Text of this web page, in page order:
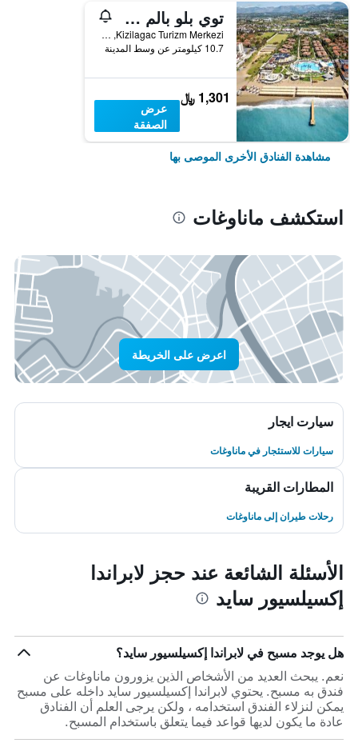
توي بلو بالم غاردين
Kizilagac Turizm Merkezi, ماناوغات, تركيا
10.7 كيلومتر عن وسط المدينة
1,301 ﷼
عرض
الصفقة
مشاهدة الفنادق الأخرى الموصى بها
استكشف ماناوغات
اعرض على الخريطة
سيارت ايجار
سيارات للاستئجار في ماناوغات
المطارات القريبة
رحلات طيران إلى ماناوغات
الأسئلة الشائعة عند حجز لابراندا
إكسيلسيور سايد
هل يوجد مسبح في لابراندا إكسيلسيور سايد؟
نعم. يبحث العديد من الأشخاص الذين يزورون ماناوغات عن
فندق به مسبح. يحتوي لابراندا إكسيلسيور سايد داخله على مسبح
يمكن لنزلاء الفندق استخدامه ، ولكن يرجى العلم أن الفنادق
عادة ما يكون لديها قواعد فيما يتعلق باستخدام المسبح.